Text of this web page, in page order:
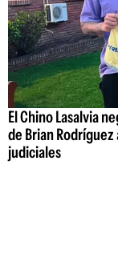
El Chino Lasalvia
de Brian
judiciales